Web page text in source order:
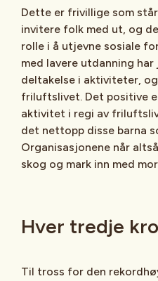
Dette er frivillige som
invitere folk med ut, og
rolle i å utjevne sosiale
med lavere utdanning
deltakelse i aktiviteter,
friluftslivet. Det positive
aktivitet i regi av
det nettopp disse barna
Organisasjonene når
skog og mark inn med
Hver tredje
Til tross for den